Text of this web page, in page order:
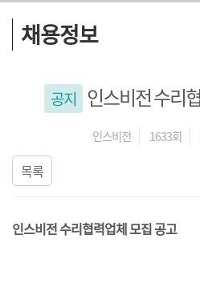
채용정보
공지 인스비전 수리
인스비전 1633회
목록
인스비전 수리협력업체 모집 공고